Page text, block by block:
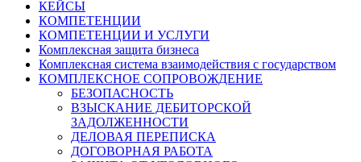
КЕЙСЫ
КОМПЕТЕНЦИИ
КОМПЕТЕНЦИИ И УСЛУГИ
Комплексная защита бизнеса
Комплексная система взаимодействия с государством
КОМПЛЕКСНОЕ СОПРОВОЖДЕНИЕ
БЕЗОПАСНОСТЬ
ВЗЫСКАНИЕ ДЕБИТОРСКОЙ
ЗАДОЛЖЕННОСТИ
ДЕЛОВАЯ ПЕРЕПИСКА
ДОГОВОРНАЯ РАБОТА